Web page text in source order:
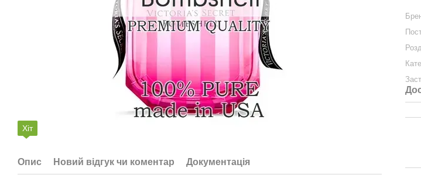
Хіт
Опис Новий відгук чи коментар Документація